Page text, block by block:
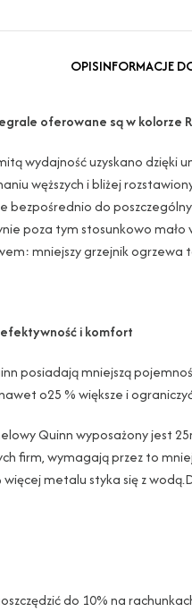
OPISINFORMACJE
oferowane są w kolorze
wydajność uzyskano dzięki
węższych i bliżej
bezpośrednio do
poza tym stosunkowo
mniejszy grzejnik ogrzewa
i komfort
posiadają mniejszą
o25 % większe i
Quinn wyposażony jest
firm, wymagają przez to
metalu styka się z
do 10% na